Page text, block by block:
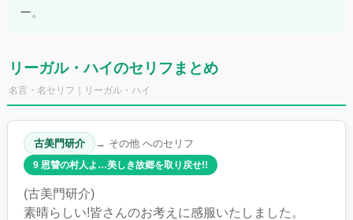
ー。
リーガル・ハイのセリフまとめ
名言・名セリフ｜リーガル・ハイ
古美門研介 → その他 へのセリフ
9 恩讐の村人よ…美しき故郷を取り戻せ!!
(古美門研介)
素晴らしい!皆さんのお考えに感服いたしました。